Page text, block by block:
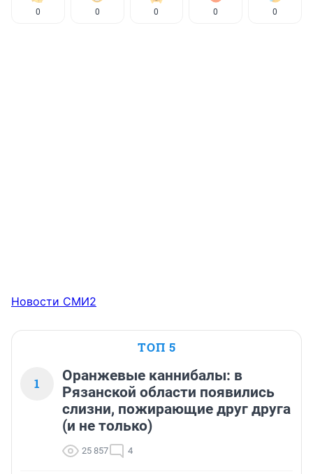
0 0 0 0 0
Новости СМИ2
ТОП 5
1
Оранжевые каннибалы: в
Рязанской области появились
слизни, пожирающие друг друга
(и не только)
25 857 4